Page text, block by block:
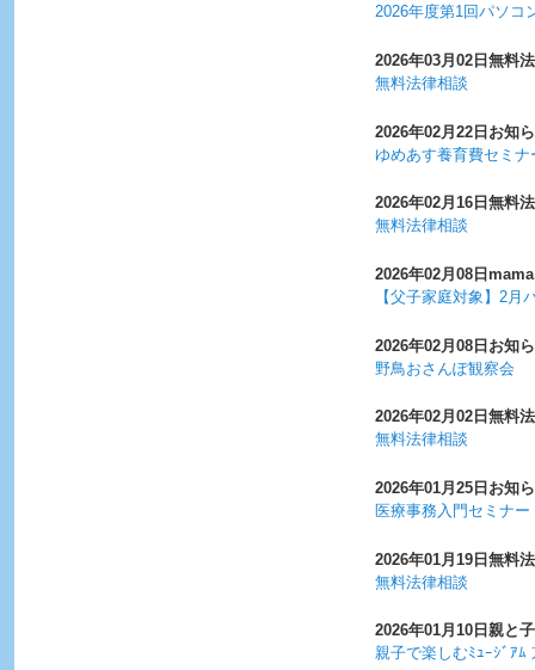
2026年度第1回パソコ
2026年03月02日 無料
無料法律相談
2026年02月22日お知
ゆめあす養育費セミナ
2026年02月16日 無料
無料法律相談
2026年02月08日
【父子家庭対象】2月
2026年02月08日お知
野鳥おさんぽ観察会
2026年02月02日 無料
無料法律相談
2026年01月25日 お知
医療事務入門セミナー
2026年01月19日無料
無料法律相談
2026年01月10日 親と
親子で楽しむﾐｭｰｼﾞｱﾑ